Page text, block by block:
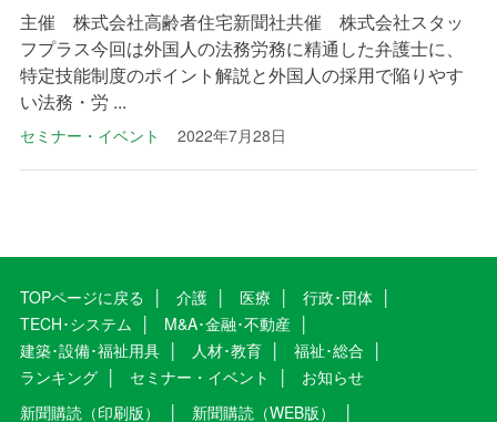
主催 株式会社高齢者住宅新聞社共催 株式会社スタッ
フプラス今回は外国人の法務労務に精通した弁護士に、
特定技能制度のポイント解説と外国人の採用で陥りやす
い法務・労 ...
セミナー・イベント 2022年7月28日
TOPページに戻る 介護 医療
行政･団体
TECH･システム
M&A･金融･不動産
建築･設備･福祉用具
人材･教育
福祉･総合
ランキング
セミナー・イベント
お知らせ
新聞購読（印刷版）
新聞購読（WEB版）